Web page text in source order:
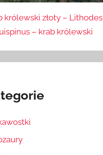
królewski złoty – Lithodes
– krab królewski